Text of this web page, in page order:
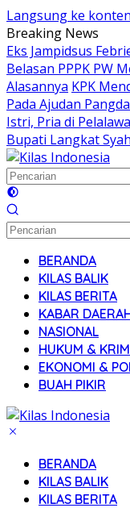
Langsung ke konten
Breaking News
Eks Jampidsus
Belasan PPPK PW
Alasannya KPK
Pada Ajudan
Istri, Pria di
Bupati Langkat
BERANDA
KILAS BALIK
KILAS BERITA
KABAR
NASIONAL
HUKUM &
EKONOMI &
BUAH PIKIR
BERANDA
KILAS BALIK
KILAS BERITA